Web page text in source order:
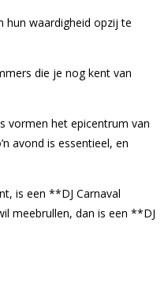
hun waardigheid opzij te
die je nog kent van
vormen het epicentrum van
avond is essentieel, en
is een **DJ Carnaval
meebrullen, dan is een **DJ